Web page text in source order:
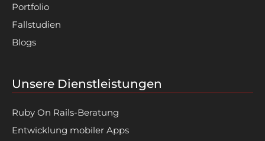
Portfolio
Fallstudien
Blogs
Unsere Dienstleistungen
Ruby On Rails-Beratung
Entwicklung mobiler Apps